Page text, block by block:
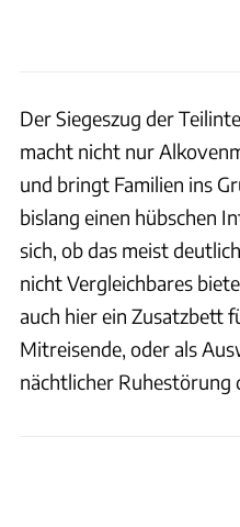
Der Siegeszug der
macht nicht nur
und bringt Familien ins
bislang einen hübschen
sich, ob das meist
nicht Vergleichbares
auch hier ein Zusatzbett
Mitreisende, oder als
nächtlicher Ruhestörung